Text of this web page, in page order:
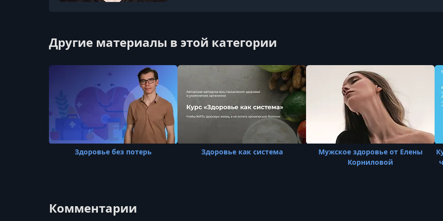
Другие материалы в этой категории
Здоровье без потерь Здоровье как система
Мужское здоровье от Елены
Корниловой
Комментарии